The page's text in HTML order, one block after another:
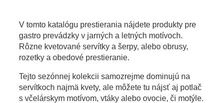
PRESTIERANIE
SVIEČKY
V tomto katalógu prestierania nájdete produkty pre
gastro prevádzky v jarných a letných motívoch.
Rôzne kvetované servítky a šerpy, alebo obrusy,
rozetky a obedové prestieranie.
Tejto sezónnej kolekcii samozrejme dominujú na
servítkoch najmä kvety, ale môžete tu nájsť aj potlač
s včelárskym motívom, vtáky alebo ovocie, či motýle.